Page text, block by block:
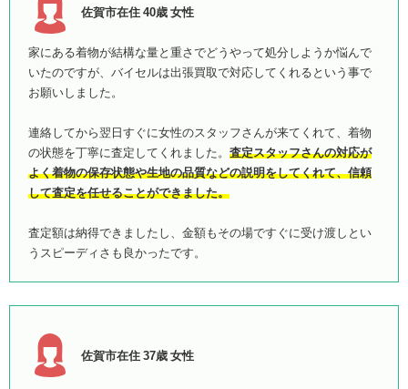
佐賀市在住 40歳 女性
家にある着物が結構な量と重さでどうやって処分しようか悩んで
いたのですが、バイセルは出張買取で対応してくれるという事で
お願いしました。
連絡してから翌日すぐに女性のスタッフさんが来てくれて、着物
の状態を丁寧に査定してくれました。 査定スタッフさんの対応が
よく着物の保存状態や生地の品質などの説明をしてくれて、信頼
して査定を任せることができました。
査定額は納得できましたし、金額もその場ですぐに受け渡しとい
うスピーディさも良かったです。
佐賀市在住 37歳 女性